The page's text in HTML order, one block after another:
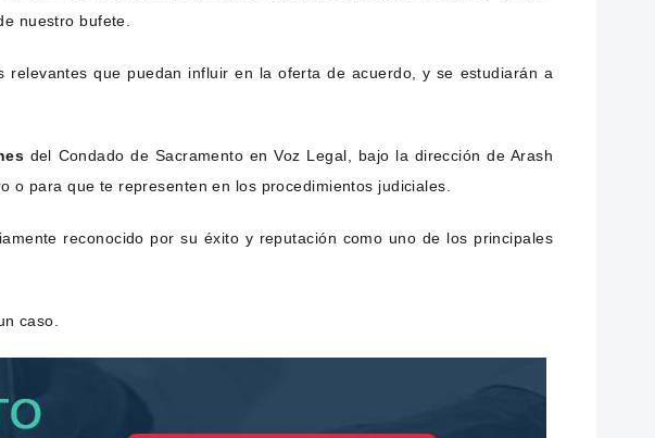
nuestro bufete.
que puedan influir en la oferta de acuerdo, y se estudiarán a
del Condado de Sacramento en Voz Legal, bajo la dirección de Arash
para que te representen en los procedimientos judiciales.
reconocido por su éxito y reputación como uno de los principales
caso.